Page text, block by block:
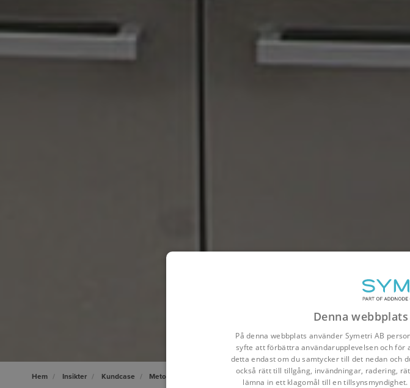
Hem Insikter Kundcase Metos - PLM
Denna
På denna webbplats använder Symetri AB
syfte att förbättra användarupplevelsen och för
detta endast om du samtycker till det nedan och
också rätt till tillgång, invändningar, radering,
lämna in ett klagomål till en